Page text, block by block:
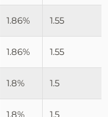
1.86% 1.55
1.86% 1.55
1.8% 1.5
1.8% 1.5